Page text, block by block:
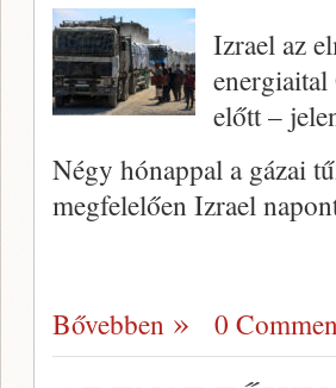
Izrael az
energiaital
előtt –
Négy hónappal a gázai
megfelelően Izrael
Bővebben 0